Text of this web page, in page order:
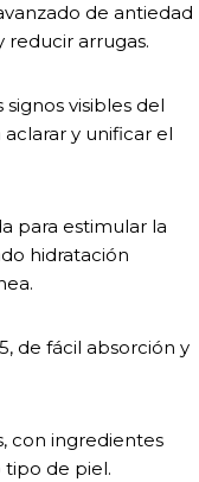
de antiedad
reducir arrugas.
visibles del
y unificar el
para estimular la
hidratación
de fácil absorción y
con ingredientes
tipo de piel.